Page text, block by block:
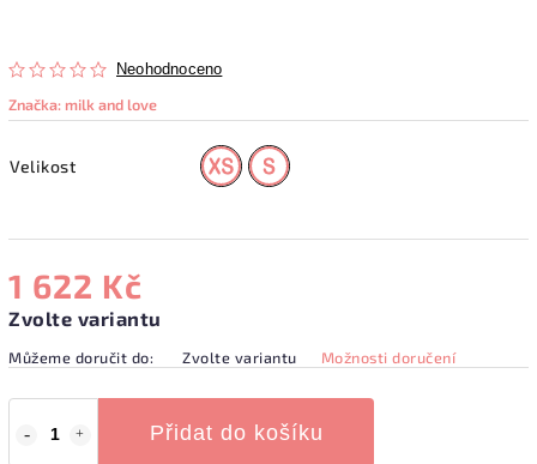
Neohodnoceno
Značka: milk and love
Velikost
1 622 Kč
Zvolte variantu
Můžeme doručit do: Zvolte variantu Možnosti doručení
Přidat do košíku